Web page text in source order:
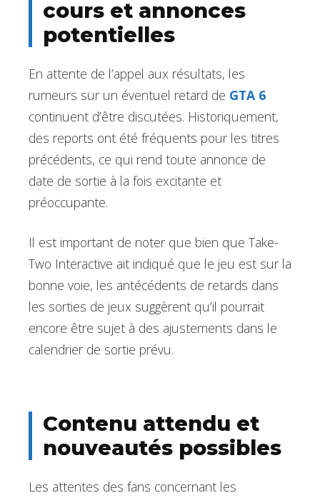
cours et annonces
potentielles
En attente de l’appel aux résultats, les
rumeurs sur un éventuel retard de GTA 6
continuent d’être discutées. Historiquement,
des reports ont été fréquents pour les titres
précédents, ce qui rend toute annonce de
date de sortie à la fois excitante et
préoccupante.
Il est important de noter que bien que Take-
Two Interactive ait indiqué que le jeu est sur la
bonne voie, les antécédents de retards dans
les sorties de jeux suggèrent qu’il pourrait
encore être sujet à des ajustements dans le
calendrier de sortie prévu.
Contenu attendu et
nouveautés possibles
Les attentes des fans concernant les